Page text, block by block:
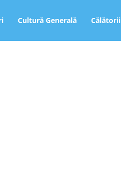
Cultură Generală Călătorii